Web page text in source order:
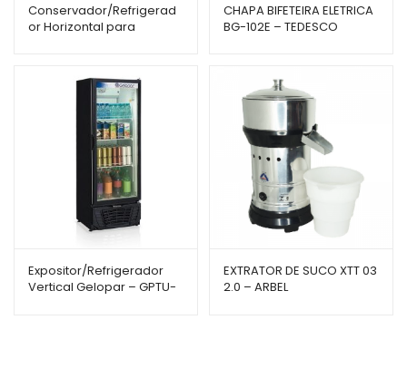
Conservador/Refrigerad
or Horizontal para
CHAPA BIFETEIRA ELETRICA
BG-102E – TEDESCO
Expositor/Refrigerador
Vertical Gelopar – GPTU-
EXTRATOR DE SUCO XTT 03
2.0 – ARBEL